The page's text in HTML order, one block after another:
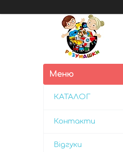
КАТАЛОГ
Контакти
Відгуки